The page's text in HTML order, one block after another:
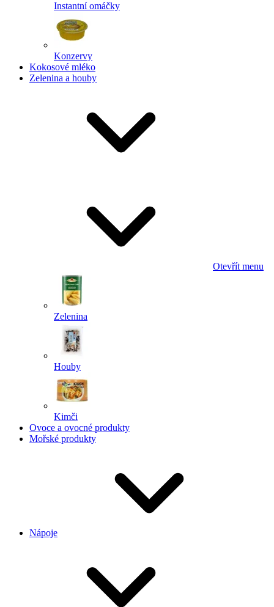
Instantní omáčky
Konzervy
Kokosové mléko
Zelenina a houby
Otevřít menu
Zelenina
Houby
Kimči
Ovoce a ovocné produkty
Mořské produkty
Nápoje